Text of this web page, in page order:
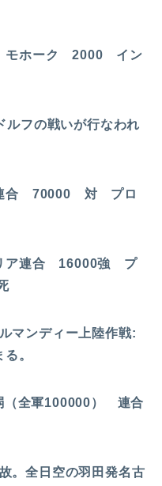
モホーク 2000 イン
ルフの戦いが行なわれ
合 70000 対 プロ
ア連合 16000強 プ
マンディー上陸作戦:
。
全軍100000） 連合
。全日空の羽田発名古